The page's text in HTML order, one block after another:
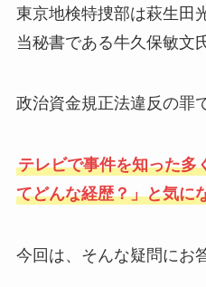
東京地検特捜部は萩生田
当秘書である牛久保敏文
政治資金規正法違反の罪
テレビで事件を知った多
てどんな経歴？」と気に
今回は、そんな疑問にお